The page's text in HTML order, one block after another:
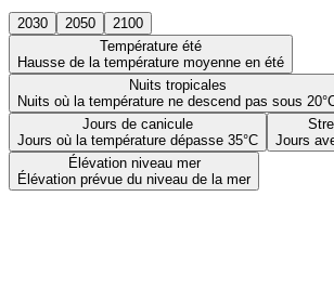
2030 2050
2100
Température été
Hausse de la température moyenne en été
Nuits tropicales
Nuits où la température ne descend pas sous
Jours de canicule
Jours où la température dépasse 35°C
Jours
Élévation niveau mer
Élévation prévue du niveau de la mer